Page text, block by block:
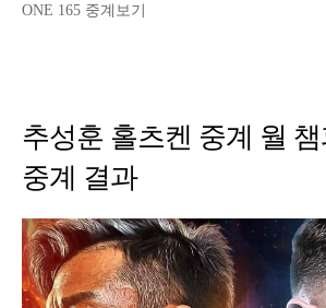
ONE 165 중계보기
추성훈 홀츠켄 중계 월
중계 결과